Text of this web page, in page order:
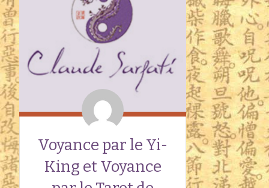
Voyance par le Yi-
King et Voyance